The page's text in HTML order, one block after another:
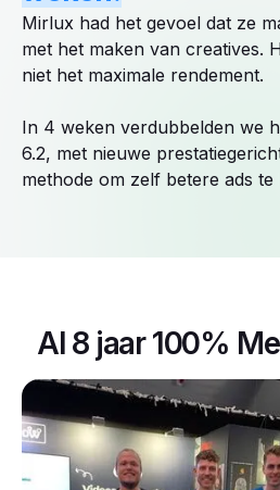
Mirlux had het gevoel dat ze
met het maken van creatives.
niet het maximale rendement.
In 4 weken verdubbelden we
6.2, met nieuwe
methode om zelf betere ads te
Al 8 jaar 100%